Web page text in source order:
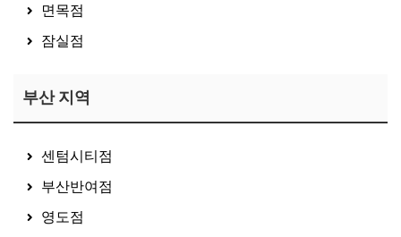
면목점
잠실점
부산 지역
센텀시티점
부산반여점
영도점